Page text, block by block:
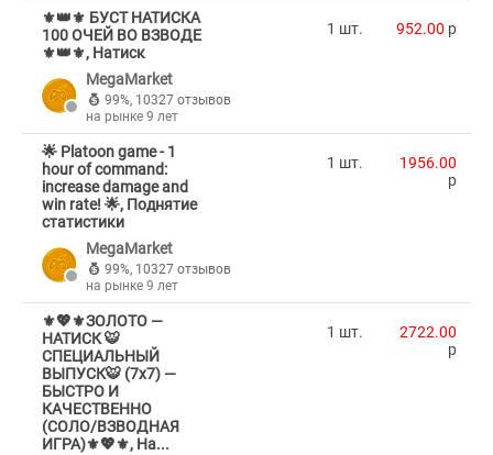
⚜️👑⚜️ БУСТ НАТИСКА
100 ОЧЕЙ ВО ВЗВОДЕ
⚜️👑⚜️, Натиск
MegaMarket
99%, 10327 отзывов
на рынке 9 лет
1 шт. 952.00 p
🌟 Platoon game - 1
hour of command:
increase damage and
win rate! 🌟, Поднятие
статистики
MegaMarket
99%, 10327 отзывов
на рынке 9 лет
1 шт.
1956.00
p
⚜️💖⚜️ЗОЛОТО —
НАТИСК 🐯
СПЕЦИАЛЬНЫЙ
ВЫПУСК🐯 (7х7) —
БЫСТРО И
КАЧЕСТВЕННО
(СОЛО/ВЗВОДНАЯ
ИГРА)⚜️💖⚜️, На...
1 шт.
2722.00
p